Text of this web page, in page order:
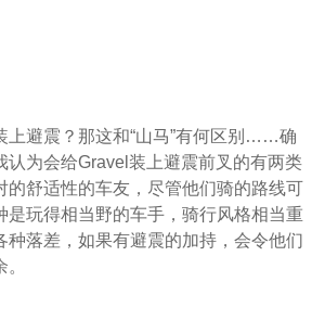
上避震？那这和“山马”有何区别……确
认为会给Gravel装上避震前叉的有两类
的舒适性的车友，尽管他们骑的路线可
是玩得相当野的车手，骑行风格相当重
种落差，如果有避震的加持，会令他们